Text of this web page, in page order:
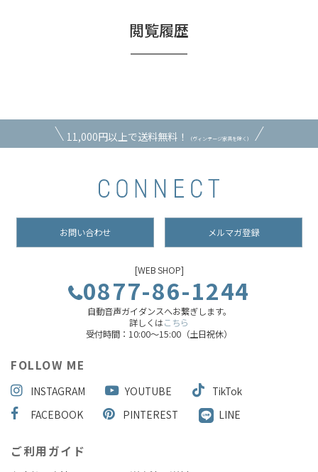
閲覧履歴
11,000円以上で送料無料！ （ヴィンテージ家具を除く）
お問い合わせ メルマガ登録
[WEB SHOP]
0877-86-1244
自動音声ガイダンスへお繋ぎします。
詳しくはこちら
受付時間：10:00～15:00（土日祝休）
FOLLOW ME
INSTAGRAM YOUTUBE
TikTok
FACEBOOK
PINTEREST LINE
ご利用ガイド